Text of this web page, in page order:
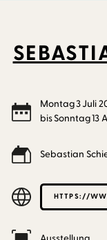
Montag3Juli
bisSonntag13
Sebastian
HTTPS://